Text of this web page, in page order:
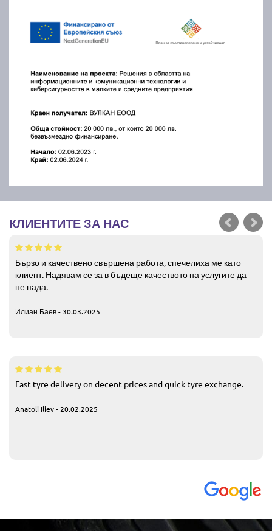
КЛИЕНТИТЕ ЗА НАС
Бързо и качествено свършена работа, спечелиха ме като
клиент. Надявам се за в бъдеще качеството на услугите да
не пада.
Илиан Баев - 30.03.2025
Fast tyre delivery on decent prices and quick tyre exchange.
Anatoli Iliev - 20.02.2025